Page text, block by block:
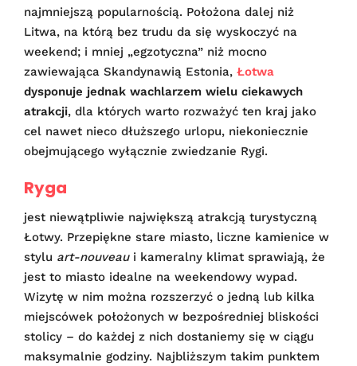
najmniejszą popularnością. Położona dalej niż
Litwa, na którą bez trudu da się wyskoczyć na
weekend; i mniej „egzotyczna” niż mocno
zawiewająca Skandynawią Estonia, Łotwa
dysponuje jednak wachlarzem wielu ciekawych
atrakcji, dla których warto rozważyć ten kraj jako
cel nawet nieco dłuższego urlopu, niekoniecznie
obejmującego wyłącznie zwiedzanie Rygi.
Ryga
jest niewątpliwie największą atrakcją turystyczną
Łotwy. Przepiękne stare miasto, liczne kamienice w
stylu art-nouveaui kameralny klimat sprawiają, że
jest to miasto idealne na weekendowy wypad.
Wizytę w nim można rozszerzyć o jedną lub kilka
miejscówek położonych w bezpośredniej bliskości
stolicy – do każdej z nich dostaniemy się w ciągu
maksymalnie godziny. Najbliższym takim punktem